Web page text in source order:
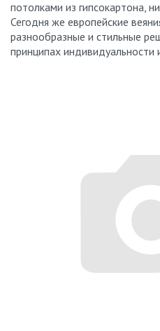
потолками из гипсокартона,
Сегодня же европейские
разнообразные и стильные
принципах индивидуальности